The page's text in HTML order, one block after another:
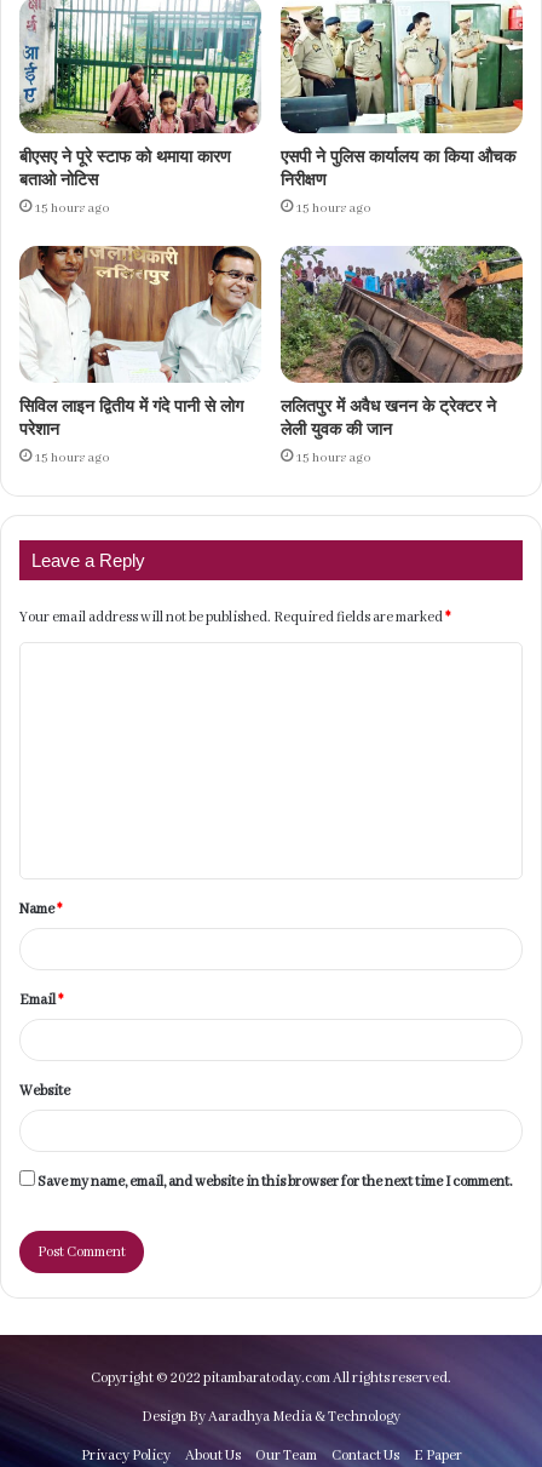
बीएसए ने पूरे स्टाफ को थमाया कारण
बताओ नोटिस
15 hours ago
एसपी ने पुलिस कार्यालय का किया औचक
निरीक्षण
15 hours ago
सिविल लाइन द्वितीय में गंदे पानी से लोग
परेशान
15 hours ago
ललितपुर में अवैध खनन के ट्रेक्टर ने
लेली युवक की जान
15 hours ago
Leave a Reply
Your email address will not be published. Required fields are marked*
t
*Name*
Email*
Website
Save my name, email, and website in this browser for the next time I comment.
Copyright © 2022 pitambaratoday.com All rights reserved.
Design By Aaradhya Media & Technology
Privacy Policy About Us Our Team Contact Us E Paper